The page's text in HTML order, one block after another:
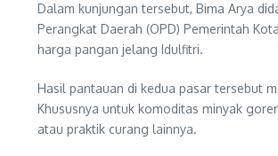
Dalam kunjungan tersebut, Bima Arya
Perangkat Daerah (OPD) Pemerintah
harga pangan jelang Idulfitri.
Hasil pantauan di kedua pasar tersebut
Khususnya untuk komoditas minyak
atau praktik curang lainnya.